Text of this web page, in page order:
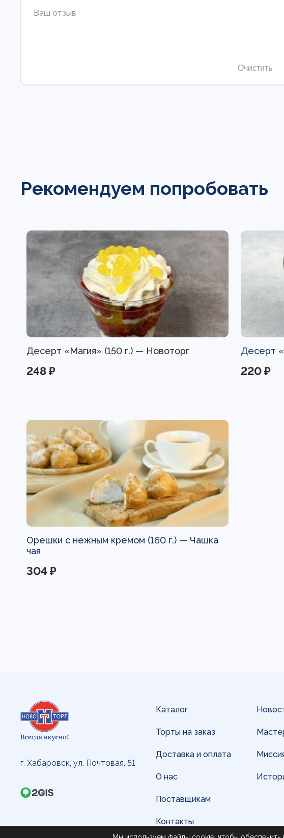
Очистить
Рекомендуем попробовать
Десерт «Магия» (150 г.) — Новоторг
248 ₽
Десерт
220 ₽
Орешки с нежным кремом (160 г.) — Чашка
чая
304 ₽
г. Хабаровск, ул. Почтовая, 51
Каталог
Торты на заказ
Доставка и оплата
О нас
Поставщикам
Контакты